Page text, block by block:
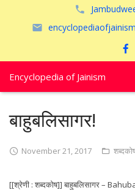
Encyclopedia of Jainism
पूजायें
बाहुबलिसागर!
November 21, 2017
[[श्रेणी : शब्दकोष]] बाहुबलिसागर –